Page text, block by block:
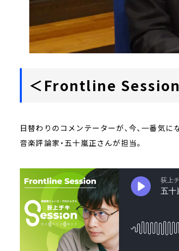
＜Frontline
日替わりのコメンテーターが、今、一番気に
音楽評論家・五十嵐正さんが担当。